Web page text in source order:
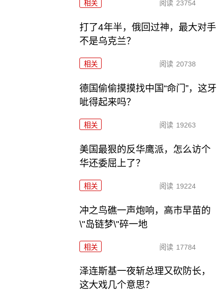
相关 阅读 23754
打了4年半，俄回过神，最大对手
不是乌克兰？
相关 阅读 20738
德国偷偷摸摸找中国“命门”，这牙
呲得起来吗？
相关 阅读 19263
美国最狠的反华鹰派，怎么访个
华还委屈上了？
相关 阅读 19224
冲之鸟礁一声炮响，高市早苗的
\"岛链梦\"碎一地
相关 阅读 17784
泽连斯基一夜斩总理又砍防长，
这大戏几个意思？